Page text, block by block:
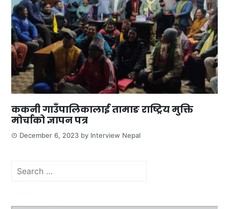
ककनी गाउँपालिकालाई तामाङ राष्ट्रिय मुक्ति
मोर्चाको ज्ञापन पत्र
December 6, 2023 by Interview Nepal
Search